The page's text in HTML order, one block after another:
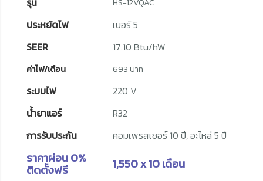
ประหยัดไฟ
เบอร์ 5
SEER
17.10 Btu/hW
ค่าไฟ/เดือน 693 บาท
ระบบไฟ
220 V
น้ำยาแอร์
R32
การรับประกัน
คอมเพรสเซอร์ 10 ปี, อะไหล่ 5 ปี
ราคาผ่อน 0%
ติดตั้งฟรี
1,550 x 10 เดือน